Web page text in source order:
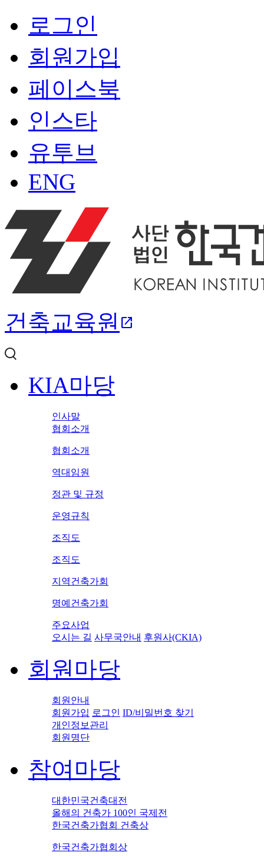
로그인
회원가입
페이스북
인스타
유투브
ENG
건축교육원 open_in_new
KIA마당
인사말
협회소개
협회소개
역대임원
정관 및 규정
운영규칙
조직도
조직도
지역건축가회
명예건축가회
주요사업
오시는 길 사무국안내 후원사(CKIA)
회원마당
회원안내
회원가입 로그인 ID/비밀번호 찾기
개인정보관리
회원명단
참여마당
대한민국건축대전
올해의 건축가 100인 국제전
한국건축가협회 건축상
한국건축가협회상